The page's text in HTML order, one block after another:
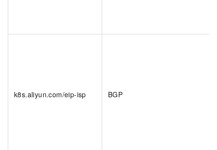
k8s.aliyun.com/eip-isp BGP